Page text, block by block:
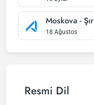
Moskova -
18 Ağustos
Resmi Dil